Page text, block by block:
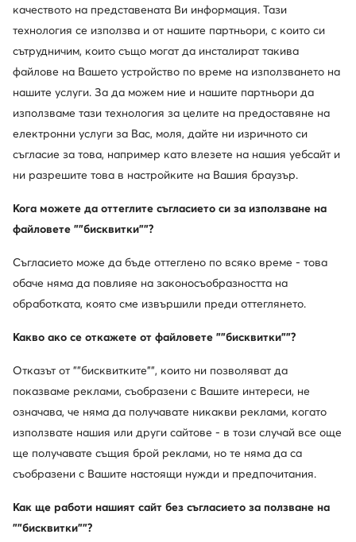
Обувки, които определят стила
Обувките Gino Rossi са синоним на прецизна
изработка, комфорт и естетика, която не излиза от
за различни нужди и поводи — от обувки на ток и
мокасини и ботуши. Благодарение на изчистените
форми, внимателно изработените детайли и
висококачествените материали, обувките Gino Rossi
допълват перфектно както класически, така и
качеството на представената Ви информация. Тази
технология се използва и от нашите партньори, с които си
сътрудничим, които също могат да инсталират такива
файлове на Вашето устройство по време на използването на
нашите услуги. За да можем ние и нашите партньори да
използваме тази технология за целите на предоставяне на
електронни услуги за Вас, моля, дайте ни изричното си
съгласие за това, например като влезете на нашия уебсайт и
ни разрешите това в настройките на Вашия браузър.
Кога можете да оттеглите съгласието си за използване на
файловете ""бисквитки""?
Съгласието може да бъде оттеглено по всяко време - това
обаче няма да повлияе на законосъобразността на
обработката, която сме извършили преди оттеглянето.
Какво ако се откажете от файловете ""бисквитки""?
Отказът от ""бисквитките"", които ни позволяват да
показваме реклами, съобразени с Вашите интереси, не
означава, че няма да получавате никакви реклами, когато
използвате нашия или други сайтове - в този случай все още
ще получавате същия брой реклами, но те няма да са
съобразени с Вашите настоящи нужди и предпочитания.
Как ще работи нашият сайт без съгласието за ползване на
""бисквитки""?